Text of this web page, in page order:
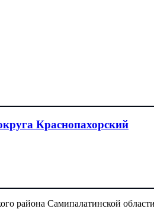
Краснопахорский
района Самипалатинской